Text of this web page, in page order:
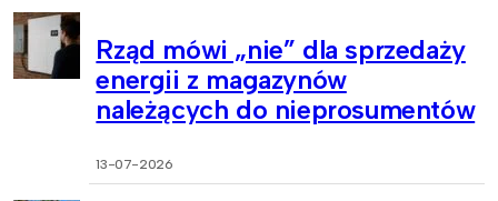
Rząd mówi „nie” dla sprzedaży
energii z magazynów
należących do nieprosumentów
13-07-2026